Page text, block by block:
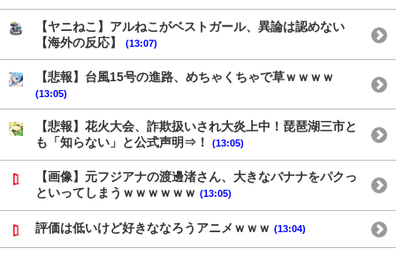
【ヤニねこ】アルねこがベストガール、異論は認めない
【海外の反応】
(13:07)
【悲報】台風15号の進路、めちゃくちゃで草ｗｗｗｗ
(13:05)
【悲報】花火大会、詐欺扱いされ大炎上中！琵琶湖三市と
も「知らない」と公式声明⇒！
(13:05)
【画像】元フジアナの渡邊渚さん、大きなバナナをパクっ
といってしまうｗｗｗｗｗｗ (13:05)
評価は低いけど好きななろうアニメｗｗｗ (13:04)